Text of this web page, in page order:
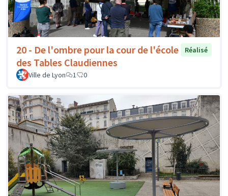
20 - De l'ombre pour la cour de l'école
des Tables Claudiennes
Réalisé
Ville de Lyon 1 0